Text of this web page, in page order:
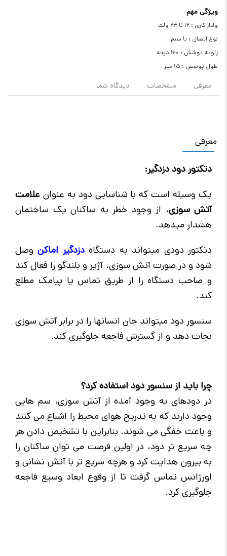
ویژگی مهم
ولتاژ کاری : ۱۲ تا ۲۴ ولت
نوع اتصال : با سیم
زاویه پوشش : ۱۶۰ درجه
طول پوشش : ۱۵ متر
معرفی مشخصات دیدگاه شما
معرفی
دتکتور دود دزدگیر:
یک وسیله است که با شناسایی دود به عنوان علامت
آتش سوزی، از وجود خطر به ساکنان یک ساختمان
هشدار میدهد.
دتکتور دودی میتواند به دستگاهدزدگیر اماکنوصل
شود و در صورت آتش سوزی، آژیر و بلندگو را فعال کند
و صاحب دستگاه را از طریق تماس یا پیامک مطلع
کند.
سنسور دود میتواند جان انسانها را در برابر آتش سوزی
نجات دهد و از گسترش فاجعه جلوگیری کند.
چرا باید از سنسور دود استفاده کرد؟
در دودهای به وجود آمده از آتش سوزی، سم هایی
وجود دارند که به تدریج هوای محیط را اشباع می کنند
و باعث خفگی می شوند. بنابراین با تشخیص دادن هر
چه سریع تر دود، در اولین فرصت می توان ساکنان را
به بیرون هدایت کرد و هرچه سریع تر با آتش نشانی و
اورژانس تماس گرفت تا از وقوع ابعاد وسیع فاجعه
جلوگیری کرد.